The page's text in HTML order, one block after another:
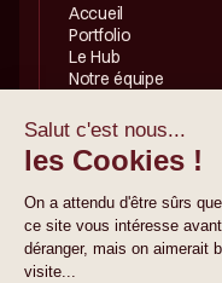
Accueil
Portfolio
Le Hub
Notre équipe
Services
Investissement
Accélération